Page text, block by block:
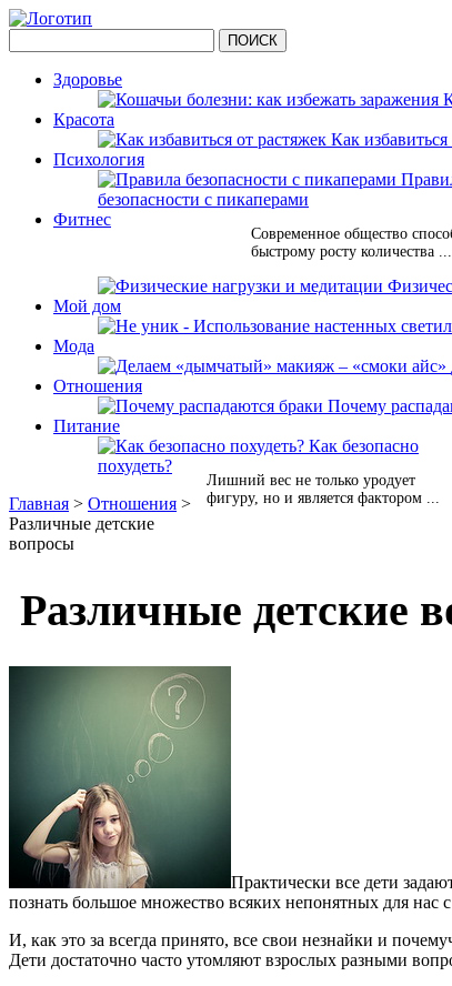
Здоровье
Красота
Как
Психология
безопасности с пикаперами
Современное общество
быстрому росту количества ...
Фитнес
Мой дом
Мода
Отношения
Почему
Питание
Как безопасно
похудеть?
Лишний вес не только уродует
фигуру, но и является фактором ...
Главная > Отношения >
Различные детские
вопросы
Различные детские
Практически все дети
познать большое множество всяких непонятных для нас
И, как это за всегда принято, все свои незнайки и
Дети достаточно часто утомляют взрослых разными